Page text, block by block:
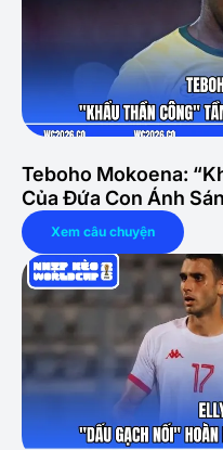
Teboho Mokoena:
Của Đứa Con Ánh
Xem câu chuyện